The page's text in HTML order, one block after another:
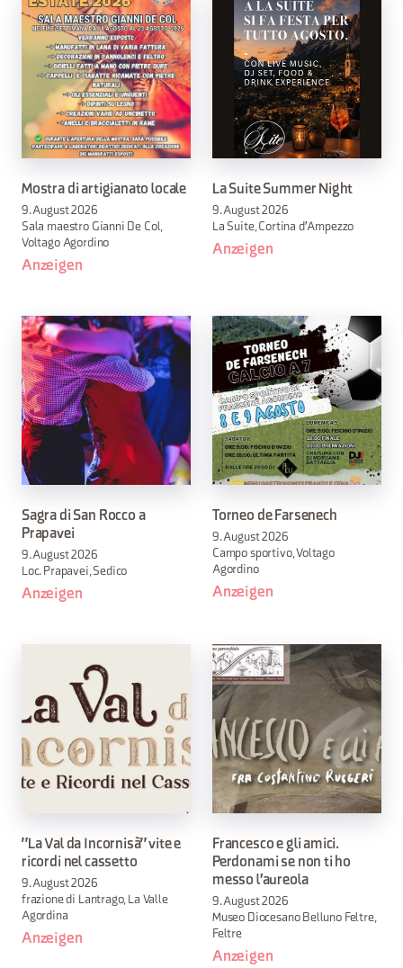
Mostra di artigianato locale
9. August 2026
Sala maestro Gianni De Col,
Voltago Agordino
Anzeigen
La Suite Summer Night
9. August 2026
La Suite, Cortina d'Ampezzo
Anzeigen
Sagra di San Rocco a
Prapavei
9. August 2026
Loc. Prapavei, Sedico
Anzeigen
Torneo de Farsenech
9. August 2026
Campo sportivo, Voltago
Agordino
Anzeigen
"La Val da Incornisà" vite e
ricordi nel cassetto
9. August 2026
frazione di Lantrago, La Valle
Agordina
Anzeigen
Francesco e gli amici.
Perdonami se non ti ho
messo l'aureola
9. August 2026
Museo Diocesano Belluno Feltre,
Feltre
Anzeigen